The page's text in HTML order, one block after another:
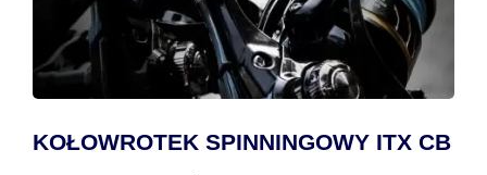
KOŁOWROTEK SPINNINGOWY ITX CB